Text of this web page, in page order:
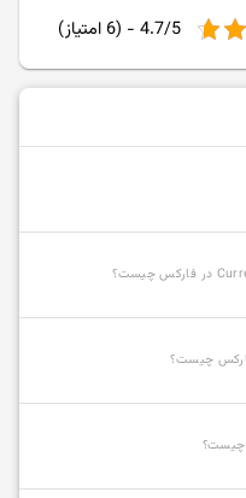
4.7/5 - (6 امتیاز)